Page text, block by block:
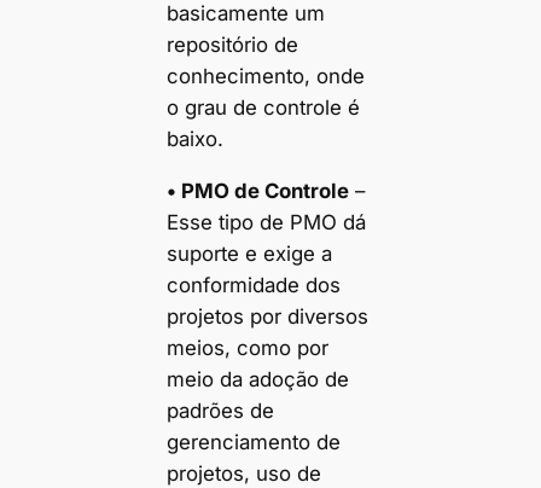
basicamente um
repositório de
conhecimento, onde
o grau de controle é
baixo.
• PMO de Controle–
Esse tipo de PMO dá
suporte e exige a
conformidade dos
projetos por diversos
meios, como por
meio da adoção de
padrões de
gerenciamento de
projetos, uso de